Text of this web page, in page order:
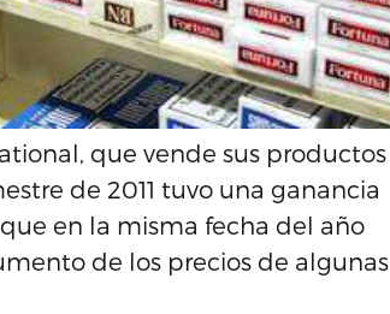
que vende sus productos
de 2011 tuvo una ganancia
en la misma fecha del año
de los precios de algunas